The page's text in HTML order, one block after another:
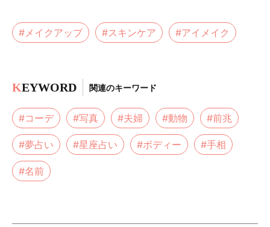
#メイクアップ #スキンケア #アイメイク
KEYWORD 関連のキーワード
#コーデ #写真 #夫婦 #動物 #前兆
#夢占い #星座占い #ボディー #手相
#名前